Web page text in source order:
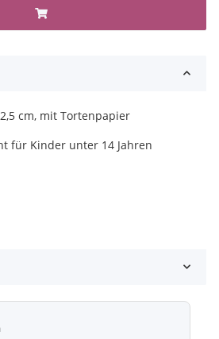
cm, mit Tortenpapier
für Kinder unter 14 Jahren